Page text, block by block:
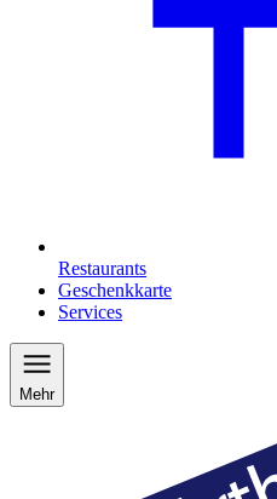
Restaurants
Geschenkkarte
Services
Mehr